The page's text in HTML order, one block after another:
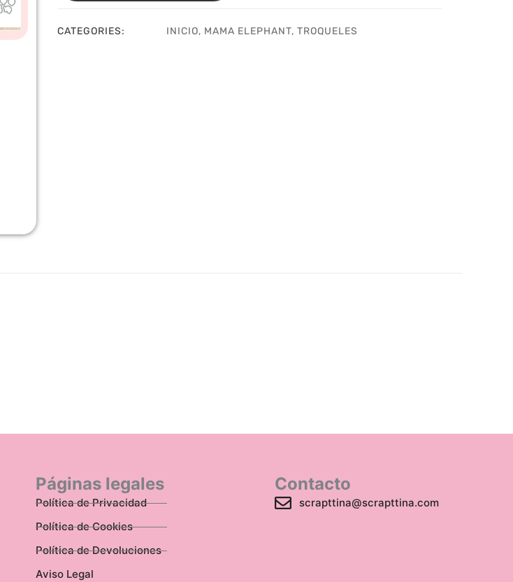
cantidad
CATEGORIES: INICIO, MAMA ELEPHANT, TROQUELES
Páginas legales
Política de Privacidad
Política de Cookies
Política de Devoluciones
Aviso Legal
Contacto
scrapttina@scrapttina.com